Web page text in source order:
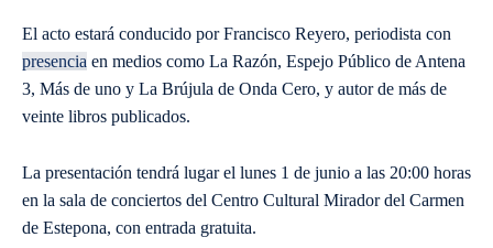
El acto estará conducido por Francisco Reyero, periodista con
presencia en medios como La Razón, Espejo Público de Antena
3, Más de uno y La Brújula de Onda Cero, y autor de más de
veinte libros publicados.
La presentación tendrá lugar el lunes 1 de junio a las 20:00 horas
en la sala de conciertos del Centro Cultural Mirador del Carmen
de Estepona, con entrada gratuita.